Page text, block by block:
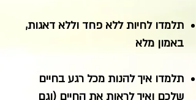
תלמדו לחיות ללא פחד וללא דאגות,
באמון מלא
תלמדו איך להנות מכל רגע בחיים
שלכם ואיך לראות את החיים (וגם